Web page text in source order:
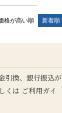
格が高い順 新着順
引換、銀行振込が
くは ご利用ガイ